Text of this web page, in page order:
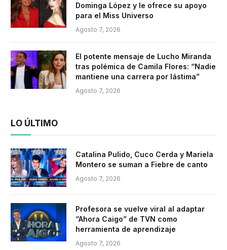
Dominga López y le ofrece su apoyo
para el Miss Universo
Agosto 7, 2026
El potente mensaje de Lucho Miranda
tras polémica de Camila Flores: “Nadie
mantiene una carrera por lástima”
Agosto 7, 2026
LO ÚLTIMO
Catalina Pulido, Cuco Cerda y Mariela
Montero se suman a Fiebre de canto
Agosto 7, 2026
Profesora se vuelve viral al adaptar
“Ahora Caigo” de TVN como
herramienta de aprendizaje
Agosto 7, 2026